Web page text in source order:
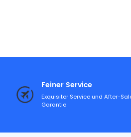
Feiner Service
Exquisiter Service und After-
Garantie